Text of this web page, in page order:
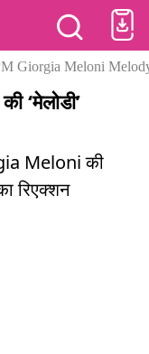
Giorgia Meloni
‘मेलोडी’
Meloni की
रिएक्शन